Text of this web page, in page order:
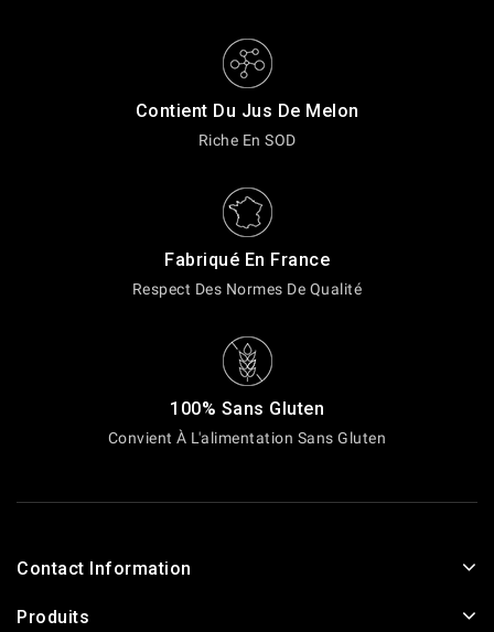
Contient Du Jus De Melon
Riche En SOD
Fabriqué En France
Respect Des Normes De Qualité
100% Sans Gluten
Convient À L'alimentation Sans Gluten
Contact Information
Produits